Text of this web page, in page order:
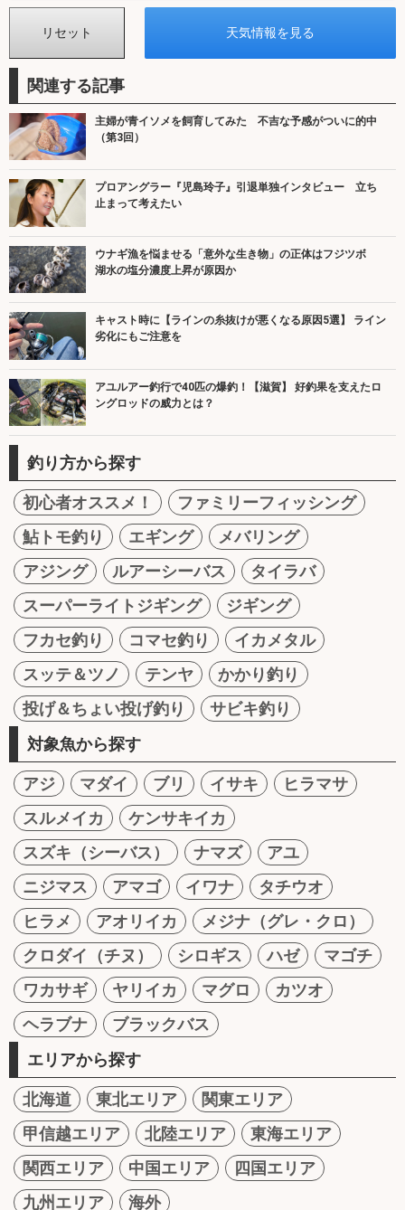
関連する記事
主婦が青イソメを飼育してみた 不吉な予感がついに的中
（第3回）
プロアングラー『児島玲子』引退単独インタビュー 立ち
止まって考えたい
ウナギ漁を悩ませる「意外な生き物」の正体はフジツボ
湖水の塩分濃度上昇が原因か
キャスト時に【ラインの糸抜けが悪くなる原因5選】 ライン
劣化にもご注意を
アユルアー釣行で40匹の爆釣！【滋賀】 好釣果を支えたロ
ングロッドの威力とは？
釣り方から探す
初心者オススメ！
ファミリーフィッシング
鮎トモ釣り
エギング
メバリング
アジング
ルアーシーバス
タイラバ
スーパーライトジギング
ジギング
フカセ釣り
コマセ釣り
イカメタル
スッテ＆ツノ
テンヤ
かかり釣り
投げ＆ちょい投げ釣り
サビキ釣り
対象魚から探す
アジ マダイ ブリ イサキ
ヒラマサ
スルメイカ
ケンサキイカ
スズキ（シーバス）
ナマズ
アユ
ニジマス
アマゴ イワナ
タチウオ
ヒラメ
アオリイカ
メジナ（グレ・クロ）
クロダイ（チヌ）
シロギス ハゼ
マゴチ
ワカサギ
ヤリイカ マグロ
カツオ
ヘラブナ
ブラックバス
エリアから探す
北海道 東北エリア
関東エリア
甲信越エリア
北陸エリア
東海エリア
関西エリア
中国エリア
四国エリア
九州エリア
海外